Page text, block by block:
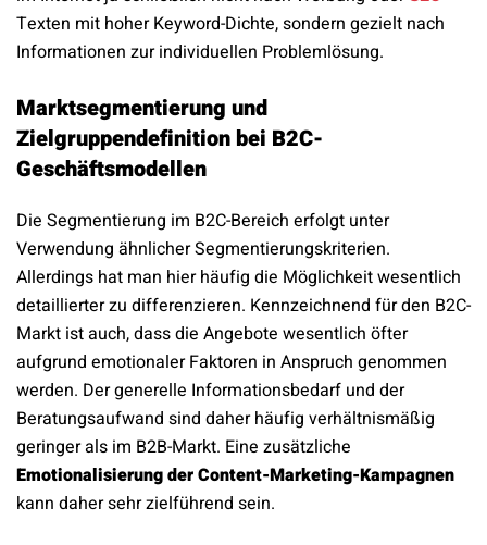
Texten mit hoher Keyword-Dichte, sondern gezielt nach
Informationen zur individuellen Problemlösung.
Marktsegmentierung und
Zielgruppendefinition bei B2C-
Geschäftsmodellen
Die Segmentierung im B2C-Bereich erfolgt unter
Verwendung ähnlicher Segmentierungskriterien.
Allerdings hat man hier häufig die Möglichkeit wesentlich
detaillierter zu differenzieren. Kennzeichnend für den B2C-
Markt ist auch, dass die Angebote wesentlich öfter
aufgrund emotionaler Faktoren in Anspruch genommen
werden. Der generelle Informationsbedarf und der
Beratungsaufwand sind daher häufig verhältnismäßig
geringer als im B2B-Markt. Eine zusätzliche
Emotionalisierung der Content-Marketing-Kampagnen
kann daher sehr zielführend sein.